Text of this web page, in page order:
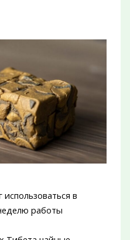
в
работы